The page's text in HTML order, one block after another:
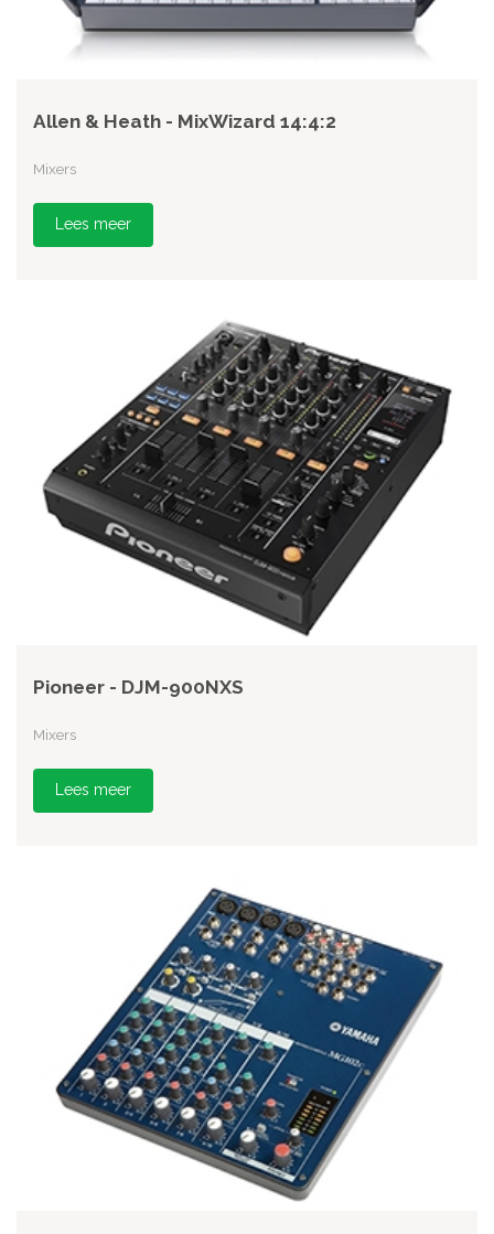
Allen & Heath - MixWizard 14:4:2
Mixers
Lees meer
Pioneer - DJM-900NXS
Mixers
Lees meer